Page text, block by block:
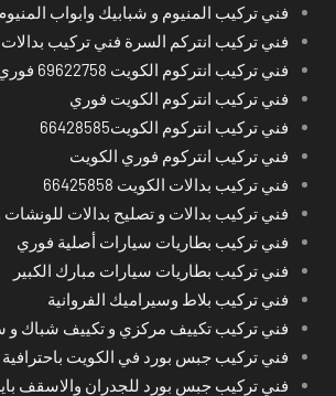
فني تركيب المنيوم و شبابيك وابواب
فني تركيب انتركم السرة فني تركيب
فني تركيب انتركوم الكويت 69622758 فوري
فني تركيب انتركوم الكويت فوري
فني تركيب انتركوم الكويت66428585
فني تركيب انتركوم فوري الكويت
فني تركيب بدالات الكويت 66425858
فني تركيب بدالات و تصليح بدالات
فني تركيب بطاريات سيارات أصلية فوري
فني تركيب بطاريات سيارات مبارك الكبير
فني تركيب بلاط وسيراميك الفروانية
فني تركيب تكييف مركزي و تكييف شباك و
فني تركيب جبس بورد في الكويت باحترافية
فني تركيب جبس بورد للجدران والاسقف